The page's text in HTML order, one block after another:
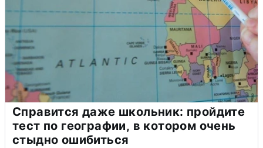
Справится даже школьник: пройдите
тест по географии, в котором очень
стыдно ошибиться